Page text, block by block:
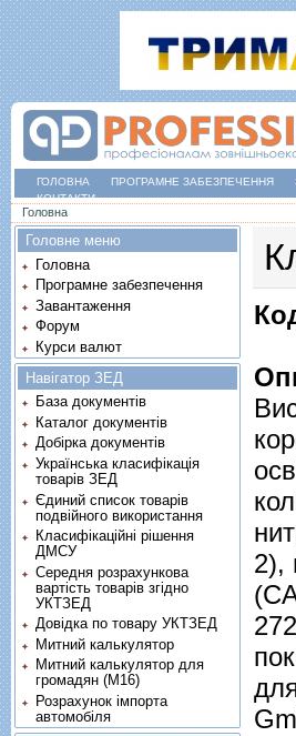
ГОЛОВНА ПРОГРАМНЕ ЗАБЕЗПЕЧЕННЯ
КОНТАКТИ
Ви є тут
Головна
2),
Головне меню
Головна
Програмне забезпечення
Завантаження
Форум
Курси валют
Навігатор ЗЕД
База документів
Каталог документів
Добірка документів
Українська класифікація
товарів ЗЕД
Єдиний список товарів
подвійного використання
Класифікаційні рішення
ДМСУ
Середня розрахункова
вартість товарів згідно
УКТЗЕД
Довідка по товару УКТЗЕД
Митний калькулятор
Митний калькулятор для
громадян (М16)
Розрахунок імпорта
автомобіля